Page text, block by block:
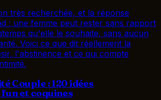
très recherchée, et la réponse
: une femme peut rester sans rapport
qu'elle le souhaite, sans aucun
Voici ce que dit réellement la
l'abstinence et ce qui compte
Couple : 120 idées
et coquines